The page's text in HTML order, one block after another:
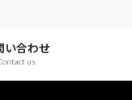
い合わせ
us